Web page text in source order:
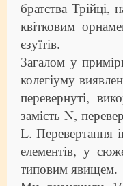
братства Трійці,
квітковим
єзуїтів.
Загалом у
колегіуму
перевернуті,
замість N,
L. Перевертання
елементів, у
типовим явищем.